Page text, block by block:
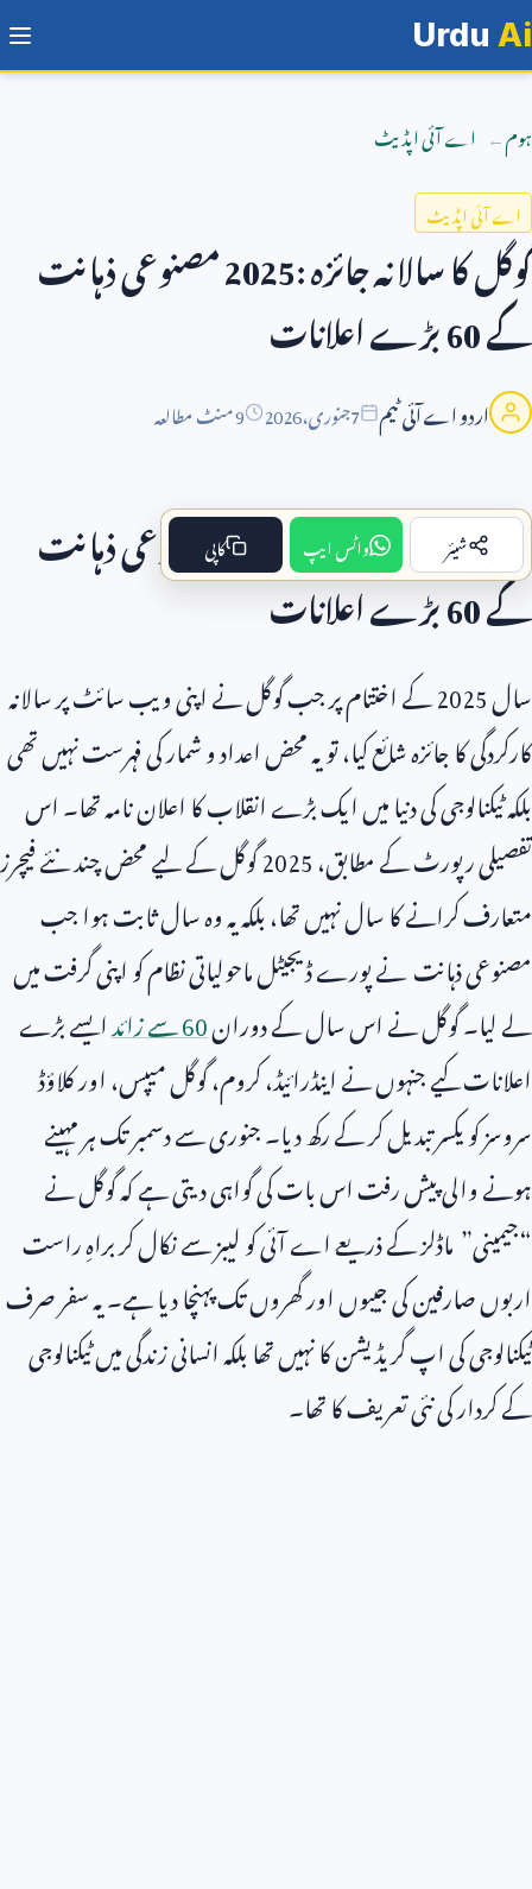
Urdu Ai
ہوم اے آئی اپڈیٹ
اے آئی اپڈیٹ
گوگل کا سالانہ جائزہ2025:مصنوعی ذہانت
کے60بڑے اعلانات
اردو اے آئی ٹیم 7جنوری،2026 9 منٹ مطالعہ
گوگل کا سالانہ جائزہ2025:مصنوعی ذہانت
کے60بڑے اعلانات
سال2025کے اختتام پر جب گوگل نے اپنی ویب سائٹ پر سالانہ
کارکردگی کا جائزہ شائع کیا، تو یہ محض اعداد و شمار کی فہرست نہیں تھی
بلکہ ٹیکنالوجی کی دنیا میں ایک بڑے انقلاب کا اعلان نامہ تھا۔ اس
تفصیلی رپورٹ کے مطابق،2025گوگل کے لیے محض چند نئے فیچرز
متعارف کرانے کا سال نہیں تھا، بلکہ یہ وہ سال ثابت ہوا جب
مصنوعی ذہانت نے پورے ڈیجیٹل ماحولیاتی نظام کو اپنی گرفت میں
لے لیا۔ گوگل نے اس سال کے دوران60سے زائدایسے بڑے
اعلانات کیے جنہوں نے اینڈرائیڈ، کروم، گوگل میپس، اور کلاؤڈ
سروسز کو یکسر تبدیل کر کے رکھ دیا۔ جنوری سے دسمبر تک ہر مہینے
ہونے والی پیش رفت اس بات کی گواہی دیتی ہے کہ گوگل نے
“جیمینی” ماڈلز کے ذریعے اے آئی کو لیبز سے نکال کر براہِ راست
اربوں صارفین کی جیبوں اور گھروں تک پہنچا دیا ہے۔ یہ سفر صرف
ٹیکنالوجی کی اپ گریڈیشن کا نہیں تھا بلکہ انسانی زندگی میں ٹیکنالوجی
کے کردار کی نئی تعریف کا تھا۔
شیئر واٹس ایپ کاپی